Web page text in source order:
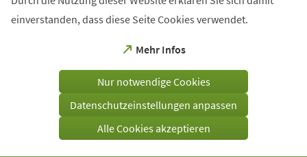
einverstanden, dass diese Seite Cookies verwendet.
Mehr Infos
(Öffnet
einem
Tab)
Nur notwendige Cookies
Datenschutzeinstellungen anpassen
Alle Cookies akzeptieren